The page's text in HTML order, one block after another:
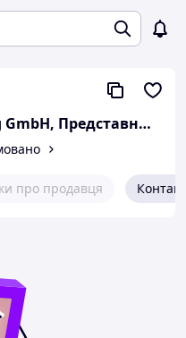
STELA Engineering GmbH, Представництво в Україні
про продавця